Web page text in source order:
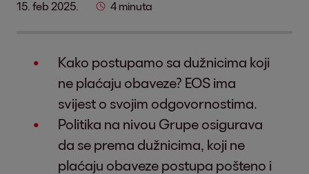
15. feb 2025. 4 minuta
Kako postupamo sa dužnicima koji
ne plaćaju obaveze? EOS ima
svijest o svojim odgovornostima.
Politika na nivou Grupe osigurava
da se prema dužnicima, koji ne
plaćaju obaveze postupa pošteno i